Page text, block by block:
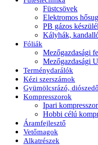
Füstcsövek
Elektromos
PB gázos
Kályhák,
Fóliák
Mezőgazdasági
Mezőgazdasági
Terménydarálók
Kézi szerszámok
Gyümölcsrázó, diószedő
Kompresszorok
Ipari
Hobbi célú
Áramfejlesztő
Vetőmagok
Alkatrészek